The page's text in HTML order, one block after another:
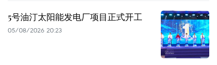
5号油汀太阳能发电厂项目正式开工
05/08/2026 20:23